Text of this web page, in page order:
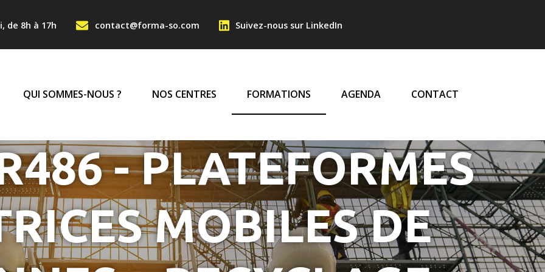
HAUT
de 8h à 17h contact@forma-so.com Suivez-nous sur LinkedIn
PRINCIPALE
QUI SOMMES-NOUS ? NOS CENTRES FORMATIONS AGENDA CONTACT
- PLATEFORMES
MOBILES DE